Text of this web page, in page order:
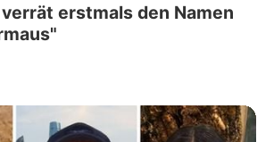
erstmals den Namen